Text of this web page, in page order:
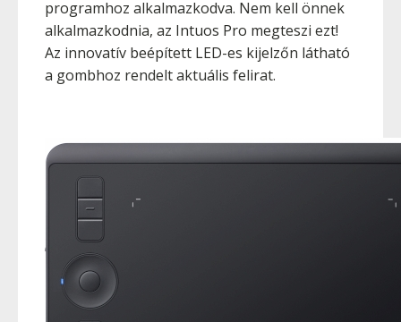
programhoz alkalmazkodva. Nem kell önnek
alkalmazkodnia, az Intuos Pro megteszi ezt!
Az innovatív beépített LED-es kijelzőn látható
a gombhoz rendelt aktuális felirat.